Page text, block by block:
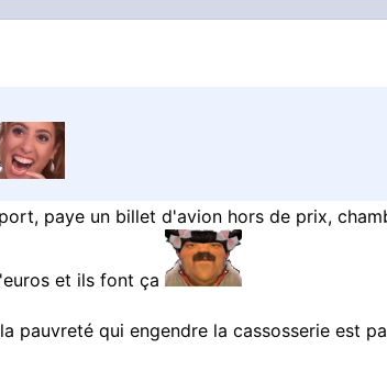
paye un billet d'avion hors de prix,
et ils font ça
pauvreté qui engendre la cassosserie est